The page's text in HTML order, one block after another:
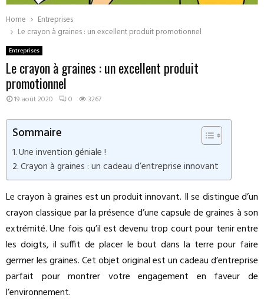
Home
Entreprises
Le crayon à graines : un excellent produit promotionnel
Entreprises
Le crayon à graines : un excellent produit
promotionnel
19 août 2020 0 3267
Sommaire
Une invention géniale !
Crayon à graines : un cadeau d’entreprise innovant
Le crayon à graines est un produit innovant. Il se distingue d’un
crayon classique par la présence d’une capsule de graines à son
extrémité. Une fois qu’il est devenu trop court pour tenir entre
les doigts, il suffit de placer le bout dans la terre pour faire
germer les graines. Cet objet original est un cadeau d’entreprise
parfait pour montrer votre engagement en faveur de
l’environnement.